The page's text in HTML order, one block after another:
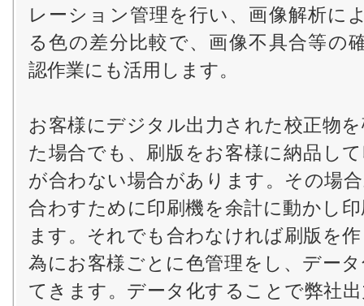
レーション管理を行い、画像解析に
る色の差分比較で、画像不具合等の
認作業にも活用します。
お客様にデジタル出力された校正物
た場合でも、刷版をお客様に納品し
が合わない場合があります。その場
合わすために印刷機を余計に動かし
ます。それでも合わなければ刷版を
為にお客様ごとに色管理をし、デー
てきます。データ化することで弊社